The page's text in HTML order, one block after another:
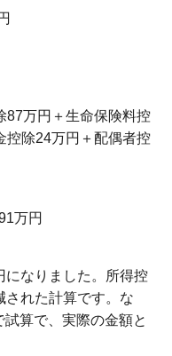
87万円＋生命保険料控
控除24万円＋配偶者控
万円
になりました。所得控
された計算です。な
算で、実際の金額と